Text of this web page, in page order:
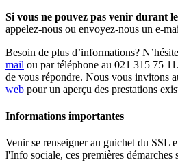
Si vous ne pouvez pas venir durant
appelez-nous ou envoyez-nous un e-
Besoin de plus d’informations?
mail ou par téléphone au 021 315 75
de vous répondre. Nous vous invitons
web pour un aperçu des prestations
Informations importantes
Venir se renseigner au guichet du SSL
l'Info sociale, ces premières démarches